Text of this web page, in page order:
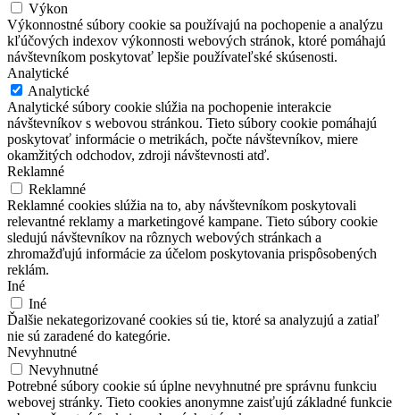
Výkon
Výkonnostné súbory cookie sa používajú na pochopenie a analýzu
kľúčových indexov výkonnosti webových stránok, ktoré pomáhajú
návštevníkom poskytovať lepšie používateľské skúsenosti.
Analytické
Analytické
Analytické súbory cookie slúžia na pochopenie interakcie
návštevníkov s webovou stránkou. Tieto súbory cookie pomáhajú
poskytovať informácie o metrikách, počte návštevníkov, miere
okamžitých odchodov, zdroji návštevnosti atď.
Reklamné
Reklamné
Reklamné cookies slúžia na to, aby návštevníkom poskytovali
relevantné reklamy a marketingové kampane. Tieto súbory cookie
sledujú návštevníkov na rôznych webových stránkach a
zhromažďujú informácie za účelom poskytovania prispôsobených
reklám.
Iné
Iné
Ďalšie nekategorizované cookies sú tie, ktoré sa analyzujú a zatiaľ
nie sú zaradené do kategórie.
Nevyhnutné
Nevyhnutné
Potrebné súbory cookie sú úplne nevyhnutné pre správnu funkciu
webovej stránky. Tieto cookies anonymne zaisťujú základné funkcie